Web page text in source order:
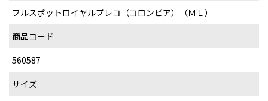
フルスポットロイヤルプレコ（コロンビア）（ＭＬ）
商品コード
560587
サイズ